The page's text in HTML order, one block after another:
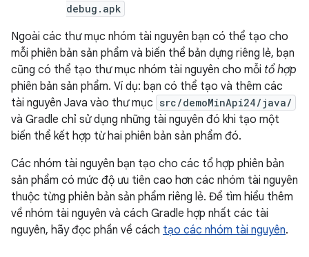
debug.apk
Ngoài các thư mục nhóm tài nguyên bạn có thể tạo cho
mỗi phiên bản sản phẩm và biến thể bản dựng riêng lẻ, bạn
cũng có thể tạo thư mục nhóm tài nguyên cho mỗi tổ hợp
phiên bản sản phẩm. Ví dụ: bạn có thể tạo và thêm các
tài nguyên Java vào thư mục src/demoMinApi24/java/
và Gradle chỉ sử dụng những tài nguyên đó khi tạo một
biến thể kết hợp từ hai phiên bản sản phẩm đó.
Các nhóm tài nguyên bạn tạo cho các tổ hợp phiên bản
sản phẩm có mức độ ưu tiên cao hơn các nhóm tài nguyên
thuộc từng phiên bản sản phẩm riêng lẻ. Để tìm hiểu thêm
về nhóm tài nguyên và cách Gradle hợp nhất các tài
nguyên, hãy đọc phần về cách tạo các nhóm tài nguyên.